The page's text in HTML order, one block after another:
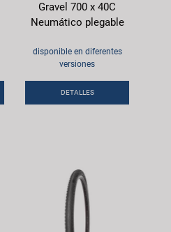
Gravel 700 x 40C
Neumático plegable
disponible en diferentes
versiones
DETALLES